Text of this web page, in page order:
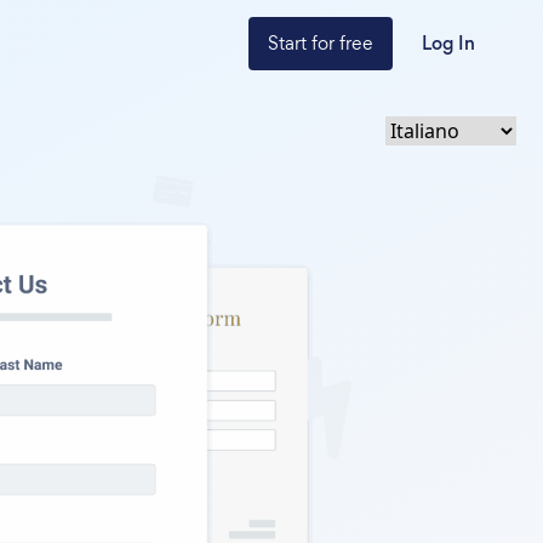
Start for free Log In